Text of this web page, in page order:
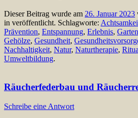
Dieser Beitrag wurde am 26. Januar 2023
in veröffentlicht. Schlagworte:
Prävention, Entspannung, Erlebnis, Garten
Gehölze, Gesundheit,
Nachhaltigkeit, Natur, Naturtherapie,
Umweltbildung.
Räucherfederbau und
Schreibe eine Antwort